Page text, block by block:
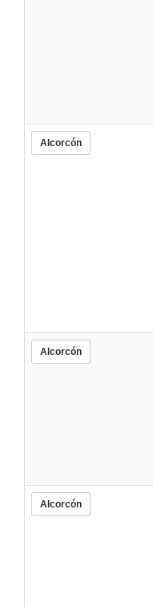
Alcorcón
Alcorcón
Alcorcón